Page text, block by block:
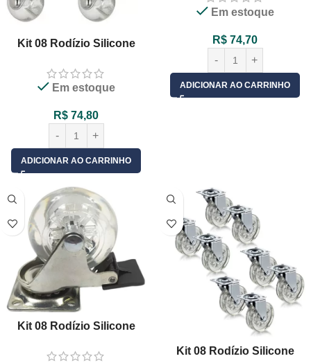
Kit 08 Rodízio Silicone
Base Giratória Sem Freio
Em estoque
R$ 74,80
ADICIONAR AO CARRINHO
Em estoque
R$ 74,70
ADICIONAR AO CARRINHO
Kit 08 Rodízio Silicone
Giratório Com Freio
Kit 08 Rodízio Silicone